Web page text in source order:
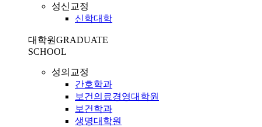
성신교정
신학대학
대학원GRADUATE
SCHOOL
성의교정
간호학과
보건의료경영대학원
보건학과
생명대학원